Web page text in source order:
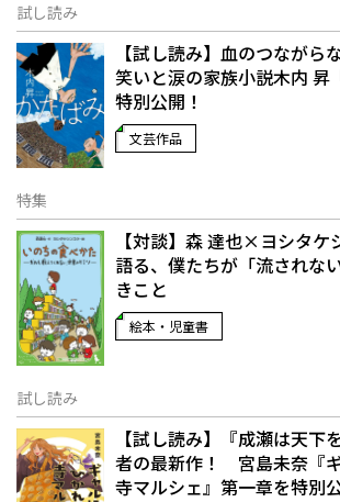
試し読み
【試し読み】血のつながら
笑いと涙の家族小説――木内
特別公開！
文芸作品
特集
【対談】森 達也×ヨシタケ
語る、僕たちが「流されな
きこと
絵本・児童書
試し読み
【試し読み】『成瀬は天下
者の最新作！ 宮島未奈『
寺マルシェ』第一章を特別